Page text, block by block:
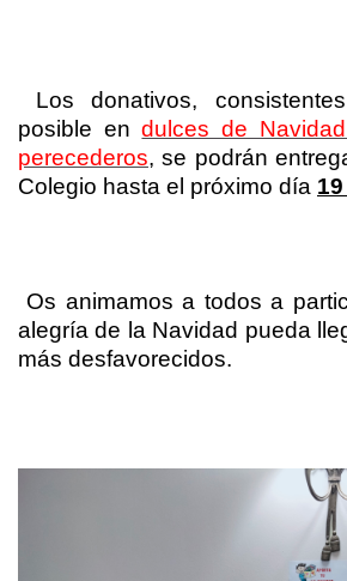
Los donativos,
posible endulces de
perecederos, se podrán
Colegio hasta el próximo día
Os animamos a todos a
alegría de la Navidad pueda
más desfavorecidos.